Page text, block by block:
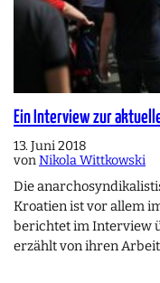
Ein Interview zur
13. Juni 2018
vonNikola Wittkowski
Die
Kroatien ist vor allem
berichtet im Interview
erzählt von ihren